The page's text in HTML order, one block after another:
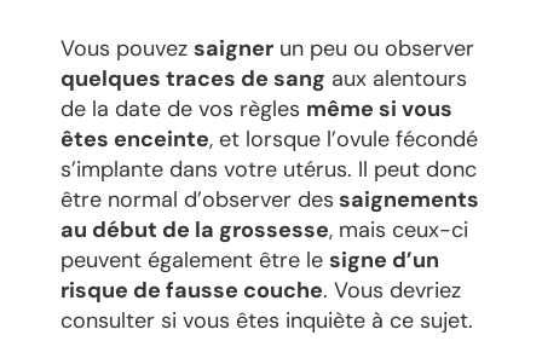
Vous pouvezsaigner un peu ou observer
quelques traces de sang aux alentours
de la date de vos règles même si vous
êtes enceinte, et lorsque l’ovule fécondé
s’implante dans votre utérus. Il peut donc
être normal d’observer des saignements
au début de la grossesse, mais ceux-ci
peuvent également être lesigne d’un
risque de fausse couche. Vous devriez
consulter si vous êtes inquiète à ce sujet.